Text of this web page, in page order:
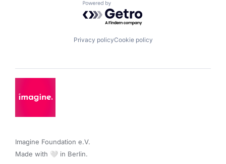
Powered by Getro.com
Privacy policyCookie policy
Imagine Foundation e.V.
Made with 🤍 in Berlin.